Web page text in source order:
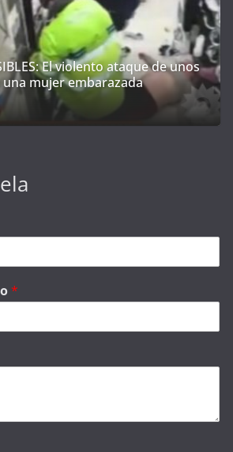
El violento ataque de unos
mujer embarazada
*